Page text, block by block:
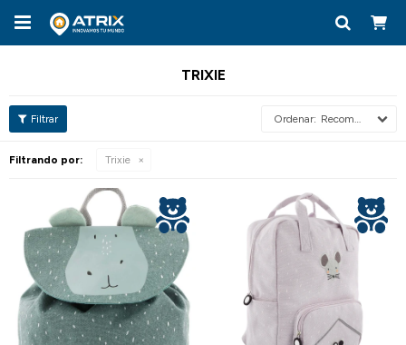

TRIXIE
Recomendados
Filtrando por: Trixie